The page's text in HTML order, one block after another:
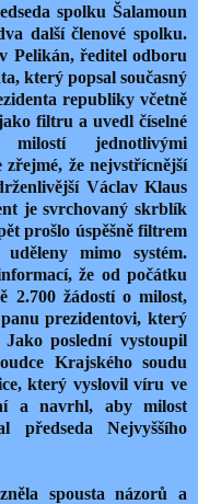
spolku Šalamoun
další členové spolku.
Pelikán, ředitel odboru
který popsal současný
republiky včetně
filtru a uvedl číselné
jednotlivými
že nejvstřícnější
Václav Klaus
je svrchovaný skrblík
prošlo úspěšně filtrem
mimo systém.
že od počátku
2.700 žádostí o milost,
prezidentovi, který
poslední vystoupil
Krajského soudu
který vyslovil víru ve
a navrhl, aby milost
předseda Nejvyššího
spousta názorů a